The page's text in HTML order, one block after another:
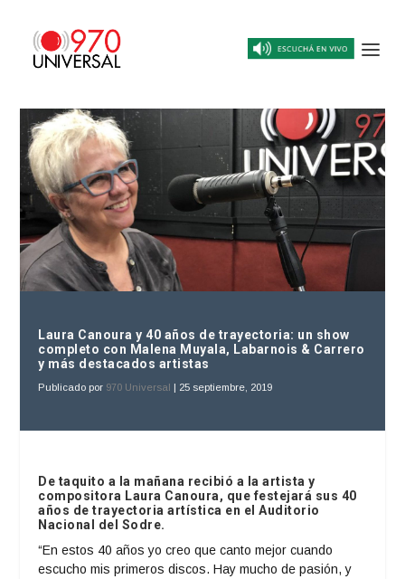
Laura Canoura y 40 años de trayectoria: un show
completo con Malena Muyala, Labarnois & Carrero
y más destacados artistas
Publicado por 970 Universal | 25 septiembre, 2019
De taquito a la mañana recibió a la artista y
compositora Laura Canoura, que festejará sus 40
años de trayectoria artística en el Auditorio
Nacional del Sodre.
“En estos 40 años yo creo que canto mejor cuando
escucho mis primeros discos. Hay mucho de pasión, y